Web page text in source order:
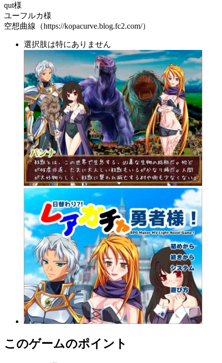
qut様
ユーフルカ様
空想曲線（https://kopacurve.blog.fc2.com/）
選択肢は特にありません
このゲームのポイント